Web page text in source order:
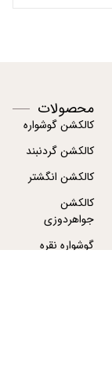
محصولات
کالکشن گوشواره
کالکشن گردنبند
کالکشن انگشتر
کالکشن
جواهردوزی
گوشواره نقره